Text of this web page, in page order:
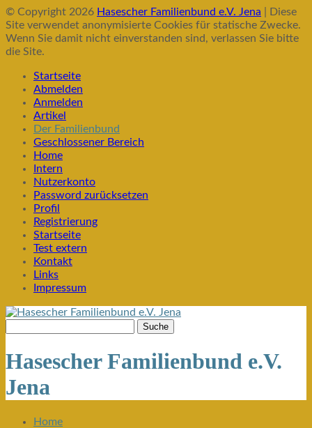
© Copyright 2026 Hasescher Familienbund e.V. Jena | Diese
Site verwendet anonymisierte Cookies für statische Zwecke.
Wenn Sie damit nicht einverstanden sind, verlassen Sie bitte
die Site.
Startseite
Abmelden
Anmelden
Artikel
Der Familienbund
Geschlossener Bereich
Home
Intern
Nutzerkonto
Password zurücksetzen
Profil
Registrierung
Startseite
Test extern
Kontakt
Links
Impressum
Hasescher Familienbund e.V.
Jena
Home